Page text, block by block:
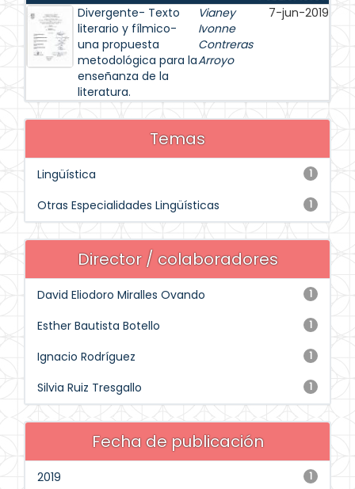
Divergente- Texto
literario y fílmico-
una propuesta
metodológica para la
enseñanza de la
literatura.
Vianey
Ivonne
Contreras
Arroyo
7-jun-2019
Temas
1
Lingüística
1
Otras Especialidades Lingüísticas
Director / colaboradores
1
David Eliodoro Miralles Ovando
1
Esther Bautista Botello
1
Ignacio Rodríguez
1
Silvia Ruiz Tresgallo
Fecha de publicación
1
2019